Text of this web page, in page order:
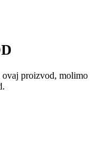
proizvod, molimo